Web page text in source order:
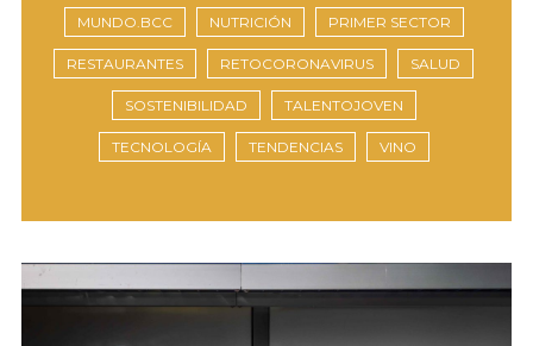
MUNDO.BCC NUTRICIÓN PRIMER SECTOR
RESTAURANTES RETOCORONAVIRUS SALUD
SOSTENIBILIDAD TALENTOJOVEN
TECNOLOGÍA TENDENCIAS VINO